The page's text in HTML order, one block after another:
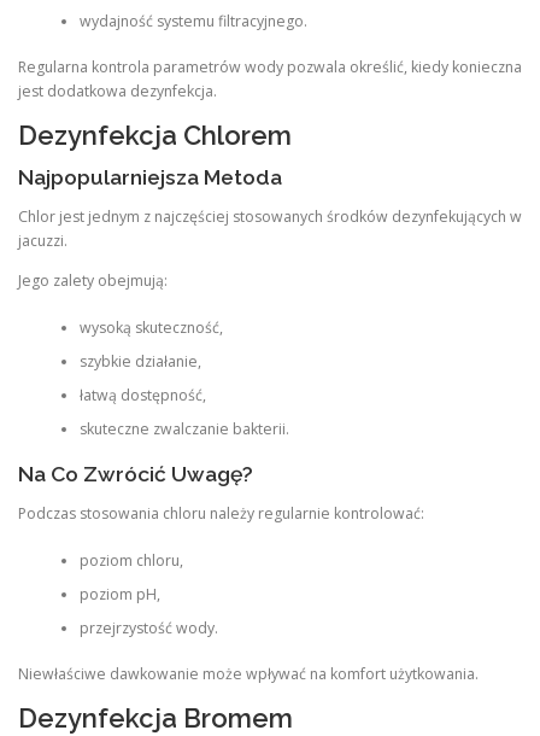
wydajność systemu filtracyjnego.
Regularna kontrola parametrów wody pozwala określić, kiedy konieczna
jest dodatkowa dezynfekcja.
Dezynfekcja Chlorem
Najpopularniejsza Metoda
Chlor jest jednym z najczęściej stosowanych środków dezynfekujących w
jacuzzi.
Jego zalety obejmują:
wysoką skuteczność,
szybkie działanie,
łatwą dostępność,
skuteczne zwalczanie bakterii.
Na Co Zwrócić Uwagę?
Podczas stosowania chloru należy regularnie kontrolować:
poziom chloru,
poziom pH,
przejrzystość wody.
Niewłaściwe dawkowanie może wpływać na komfort użytkowania.
Dezynfekcja Bromem